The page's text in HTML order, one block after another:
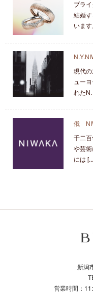
ブラ
結婚
いま
現代
ュー
れた
俄
千二
や芸
には
新潟
営業時間：